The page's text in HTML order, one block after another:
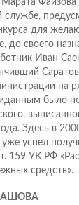
службе,
для
до своего
Иван
на
было
Здесь в
успел
159 УК РФ
средств».